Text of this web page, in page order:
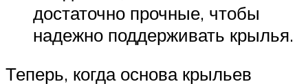
достаточно прочные, чтобы
надежно поддерживать крылья.
Теперь, когда основа крыльев